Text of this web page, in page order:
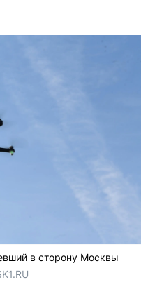
в сторону Москвы